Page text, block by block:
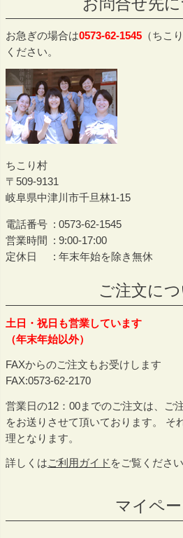
お急ぎの場合は0573-62-1545 （ちこ
ください。
ちこり村
509-9131
岐阜県中津川市千旦林1-15
電話番号
0573-62-1545
営業時間
9:00-17:00
定休日
年末年始を除き無休
ご注文に
土日・祝日も営業しています
（年末年始以外）
FAXからのご注文もお受けします
FAX:0573-62-2170
営業日の12：00までのご注文は、ご
をお送りさせて頂いております。 そ
理となります。
詳しくはご利用ガイド をご覧ください
マイペ